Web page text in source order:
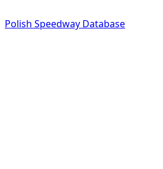
Polish Speedway Database